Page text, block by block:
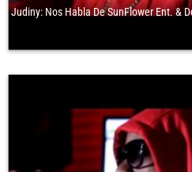
Judiny: Nos Habla De SunFlower Ent. &